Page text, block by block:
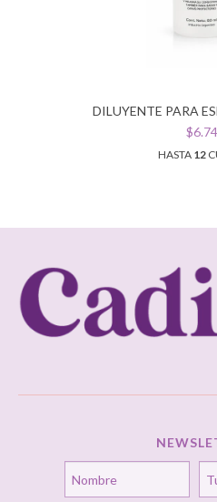
DILUYENTE PARA
HASTA 12